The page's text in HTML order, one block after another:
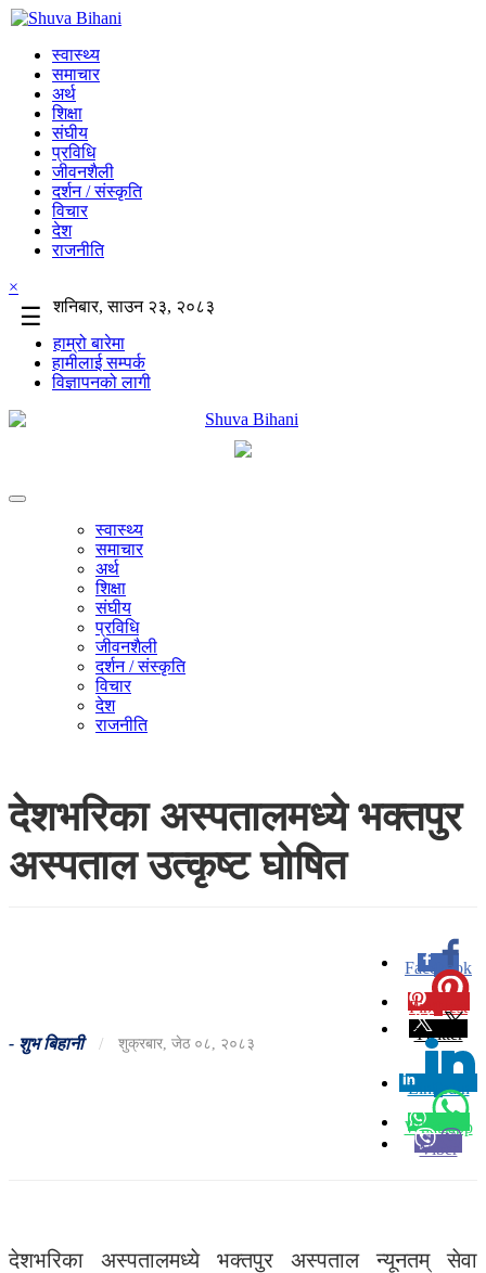
स्वास्थ्य
समाचार
अर्थ
शिक्षा
संघीय
प्रविधि
जीवनशैली
दर्शन / संस्कृति
विचार
देश
राजनीति
×
☰
शनिबार, साउन २३, २०८३
हाम्रो बारेमा
हामीलाई सम्पर्क
विज्ञापनको लागी
स्वास्थ्य
समाचार
अर्थ
शिक्षा
संघीय
प्रविधि
जीवनशैली
दर्शन / संस्कृति
विचार
देश
राजनीति
देशभरिका अस्पतालमध्ये भक्तपुर
अस्पताल उत्कृष्ट घोषित
- शुभ बिहानी / शुक्रबार, जेठ ०८, २०८३
Facebook
0
Pinterest
Twitter
Linkedin
0
Whatsapp
Viber
देशभरिका अस्पतालमध्ये भक्तपुर अस्पताल न्यूनतम् सेवा